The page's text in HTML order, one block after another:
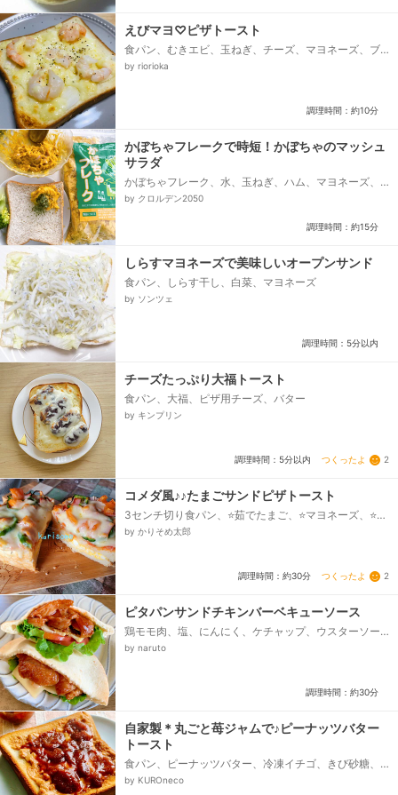
えびマヨ♡ピザトースト
食パン、むきエビ、玉ねぎ、チーズ、マヨネーズ、ブ
ラックペッパー
by riorioka
調理時間：約10分
かぼちゃフレークで時短！かぼちゃのマッシュ
サラダ
かぼちゃフレーク、水、玉ねぎ、ハム、マヨネーズ、
塩、黒胡椒、パセリ
by クロルデン2050
調理時間：約15分
しらすマヨネーズで美味しいオープンサンド
食パン、しらす干し、白菜、マヨネーズ
by ソンツェ
調理時間：5分以内
チーズたっぷり大福トースト
食パン、大福、ピザ用チーズ、バター
by キンプリン
調理時間：5分以内 つくったよ 2
コメダ風♪♪たまごサンドピザトースト
3センチ切り食パン、⭐茹でたまご、⭐マヨネーズ、⭐塩
コショウ、バター、ケチャップ、玉ねぎ、ベーコンか
by かりそめ太郎
調理時間：約30分 つくったよ 2
ピタパンサンドチキンバーベキューソース
鶏モモ肉、塩、にんにく、ケチャップ、ウスターソー
ス、ピタパン、マーガリン、レタス、トマト、スライ
by naruto
調理時間：約30分
自家製＊丸ごと苺ジャムで♪ピーナッツバター
トースト
食パン、ピーナッツバター、冷凍イチゴ、きび砂糖、
レモン汁
by KUROneco